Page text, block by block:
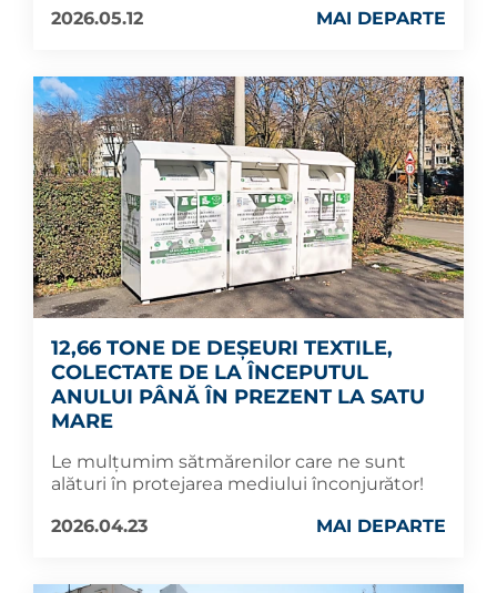
2026.05.12 MAI DEPARTE
12,66 TONE DE DEȘEURI TEXTILE,
COLECTATE DE LA ÎNCEPUTUL
ANULUI PÂNĂ ÎN PREZENT LA SATU
MARE
Le mulțumim sătmărenilor care ne sunt
alături în protejarea mediului înconjurător!
2026.04.23
MAI DEPARTE